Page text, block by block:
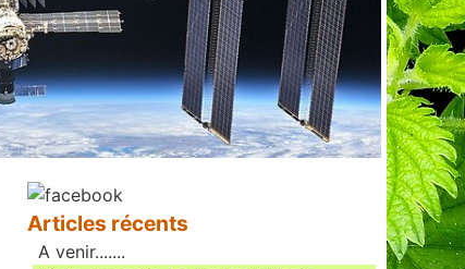
Articles récents
A venir.......